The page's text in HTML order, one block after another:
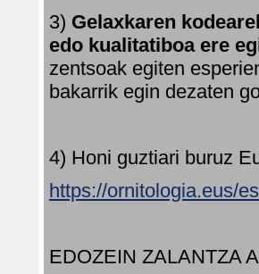
3) Gelaxkaren
edo kualitatiboa ere
zentsoak egiten
bakarrik egin dezaten
4) Honi guztiari buruz
https://ornitologia.eus/
EDOZEIN ZALANTZA